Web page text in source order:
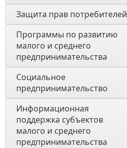
Защита прав потребителей
Программы по развитию
малого и среднего
предпринимательства
Социальное
предпринимательство
Информационная
поддержка субъектов
малого и среднего
предпринимательства